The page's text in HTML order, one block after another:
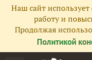
Наш сайт
работу и
Продолжая
Политикой